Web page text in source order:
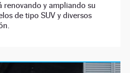
renovando y ampliando su
de tipo SUV y diversos